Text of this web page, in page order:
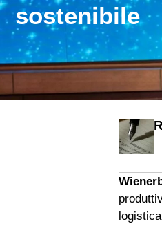
sostenibile